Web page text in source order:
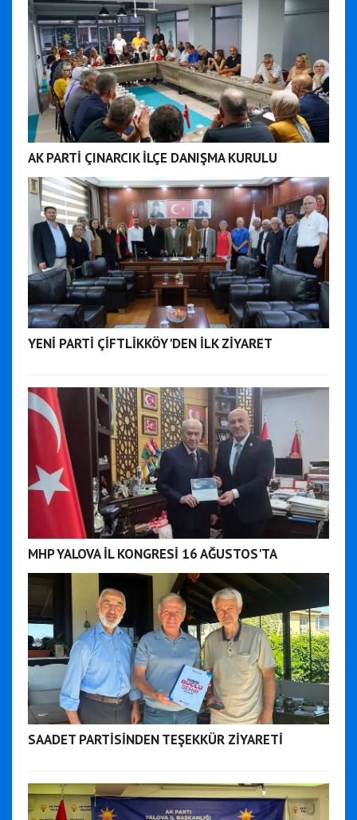
AK PARTİ ÇINARCIK İLÇE DANIŞMA KURULU
YENİ PARTİ ÇİFTLİKKÖY'DEN İLK ZİYARET
MHP YALOVA İL KONGRESİ 16 AĞUSTOS'TA
SAADET PARTİSİNDEN TEŞEKKÜR ZİYARETİ